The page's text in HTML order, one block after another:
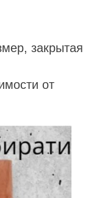
закрытая
от